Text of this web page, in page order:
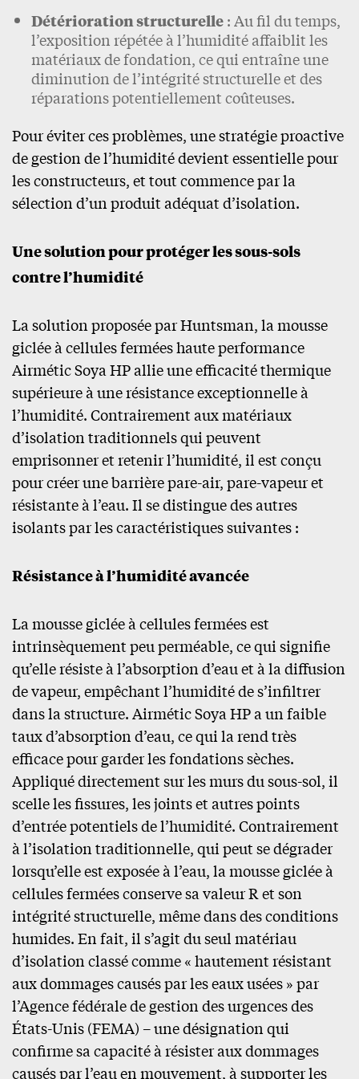
Détérioration structurelle: Au fil du temps,
l’exposition répétée à l’humidité affaiblit les
matériaux de fondation, ce qui entraîne une
diminution de l’intégrité structurelle et des
réparations potentiellement coûteuses.
Pour éviter ces problèmes, une stratégie proactive
de gestion de l’humidité devient essentielle pour
les constructeurs, et tout commence par la
sélection d’un produit adéquat d’isolation.
Une solution pour protéger les sous-sols
contre l’humidité
La solution proposée par Huntsman, la mousse
giclée à cellules fermées haute performance
Airmétic Soya HP allie une efficacité thermique
supérieure à une résistance exceptionnelle à
l’humidité. Contrairement aux matériaux
d’isolation traditionnels qui peuvent
emprisonner et retenir l’humidité, il est conçu
pour créer une barrière pare-air, pare-vapeur et
résistante à l’eau. Il se distingue des autres
isolants par les caractéristiques suivantes :
Résistance à l’humidité avancée
La mousse giclée à cellules fermées est
intrinsèquement peu perméable, ce qui signifie
qu’elle résiste à l’absorption d’eau et à la diffusion
de vapeur, empêchant l’humidité de s’infiltrer
dans la structure. Airmétic Soya HP a un faible
taux d’absorption d’eau, ce qui la rend très
efficace pour garder les fondations sèches.
Appliqué directement sur les murs du sous-sol, il
scelle les fissures, les joints et autres points
d’entrée potentiels de l’humidité. Contrairement
à l’isolation traditionnelle, qui peut se dégrader
lorsqu’elle est exposée à l’eau, la mousse giclée à
cellules fermées conserve sa valeur R et son
intégrité structurelle, même dans des conditions
humides. En fait, il s’agit du seul matériau
d’isolation classé comme « hautement résistant
aux dommages causés par les eaux usées » par
l’Agence fédérale de gestion des urgences des
États-Unis (FEMA) – une désignation qui
confirme sa capacité à résister aux dommages
causés par l’eau en mouvement, à supporter les